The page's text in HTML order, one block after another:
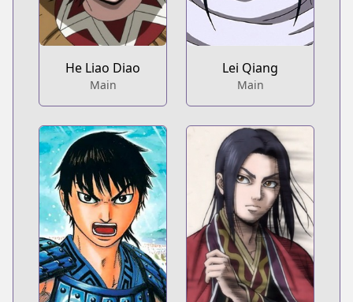
He Liao Diao
Main
Lei Qiang
Main